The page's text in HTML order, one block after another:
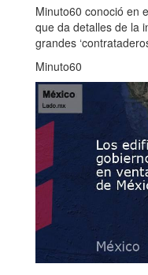
Minuto60 conoció en
que da detalles de la
grandes
Minuto60